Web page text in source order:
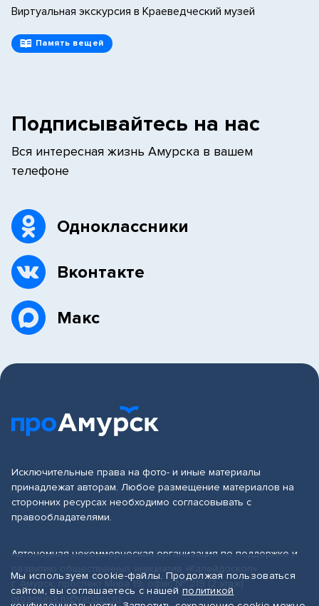
Виртуальная экскурсия в Краеведческий музей
Память вещей
Подписывайтесь на нас
Вся интересная жизнь Амурска в вашем
телефоне
Одноклассники
Вконтакте
Макс
Исключительные права на фото- и иные материалы
принадлежат авторам. Любое размещение материалов на
сторонних ресурсах необходимо согласовывать с
правообладателями.
Автономная некоммерческая организация по поддержке и
г. Амурск, проспект Мира 19, офис № 219 (2 этаж)
proamursk.ru@yandex.ru
Мы используем cookie-файлы. Продолжая пользоваться
сайтом, вы соглашаетесь с нашей политикой